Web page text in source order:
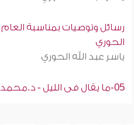
رسائل وتوصيات بمناسبة العام
الحوري
ياسر عبد الله الحوري
05-ما يقال فى الليل - د.محمد إسماعيل المقدم